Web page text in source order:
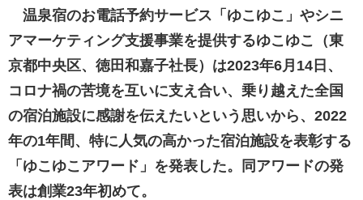
温泉宿のお電話予約サービス「ゆこゆこ」やシニ
アマーケティング支援事業を提供するゆこゆこ（東
京都中央区、徳田和嘉子社長）は2023年6月14日、
コロナ禍の苦境を互いに支え合い、乗り越えた全国
の宿泊施設に感謝を伝えたいという思いから、2022
年の1年間、特に人気の高かった宿泊施設を表彰する
「ゆこゆこアワード」を発表した。同アワードの発
表は創業23年初めて。